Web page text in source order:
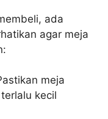
ada
agar meja
meja
kecil